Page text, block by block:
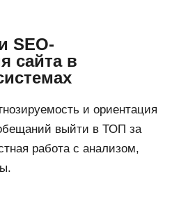
SEO-
сайта в
и ориентация
выйти в ТОП за
работа с анализом,